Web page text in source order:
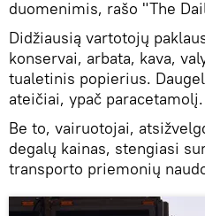
duomenimis, rašo "The
Didžiausią vartotojų
konservai, arbata, kava,
tualetinis popierius.
ateičiai, ypač paracetamolį.
Be to, vairuotojai,
degalų kainas, stengiasi
transporto priemonių